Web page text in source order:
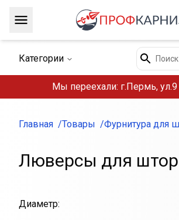
Навигация
Категории Поиск
Мы переехали: г.Пермь,
Главная Товары Фурнитура для
Люверсы для штор
Диаметр: